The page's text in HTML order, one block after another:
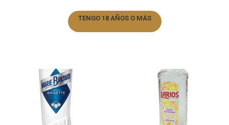
TENGO 18 AÑOS O MÁS